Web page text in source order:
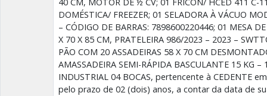
40 CM, MOTOR DE ½ CV; 01 FRICON/ HCED 411 C-
DOMÉSTICA/ FREEZER; 01 SELADORA À VÁCUO
– CÓDIGO DE BARRAS: 7898600220446; 01 MESA
X 70 X 85 CM, PRATELEIRA 986/2023 – 2023 –
PÃO COM 20 ASSADEIRAS 58 X 70 CM
AMASSADEIRA SEMI-RÁPIDA BASCULANTE 15 KG –
INDUSTRIAL 04 BOCAS, pertencente à CEDENTE
pelo prazo de 02 (dois) anos, a contar da data de